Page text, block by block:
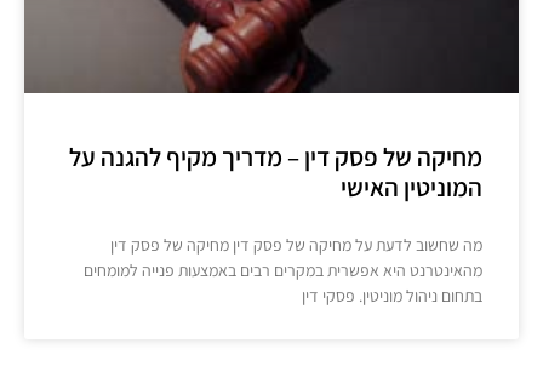
מחיקה של פסק דין – מדריך מקיף להגנה על
המוניטין האישי
מה שחשוב לדעת על מחיקה של פסק דין מחיקה של פסק דין
מהאינטרנט היא אפשרית במקרים רבים באמצעות פנייה למומחים
בתחום ניהול מוניטין. פסקי דין